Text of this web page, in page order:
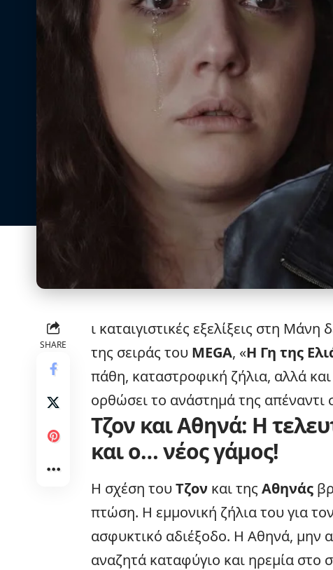
SHARE
ι καταιγιστικές εξελίξεις στη Μάνη
της σειράς του MEGA, «Η Γη της
πάθη, καταστροφική ζήλια, αλλά
ορθώσει το ανάστημά της απέναντι
Τζον και Αθηνά: Η
και ο… νέος γάμος!
Η σχέση τουΤζον και της Αθηνάς
πτώση. Η εμμονική ζήλια του για
ασφυκτικό αδιέξοδο. Η Αθηνά, μην
αναζητά καταφύγιο και ηρεμία στο